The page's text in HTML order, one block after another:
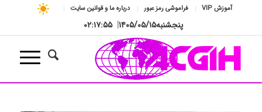
آموزش VIP فراموشی رمز عبور درباره ما و قوانین سایت
پنجشنبه۱۴۰۵/۰۵/۱۵| ۰۲:۱۷:۵۶